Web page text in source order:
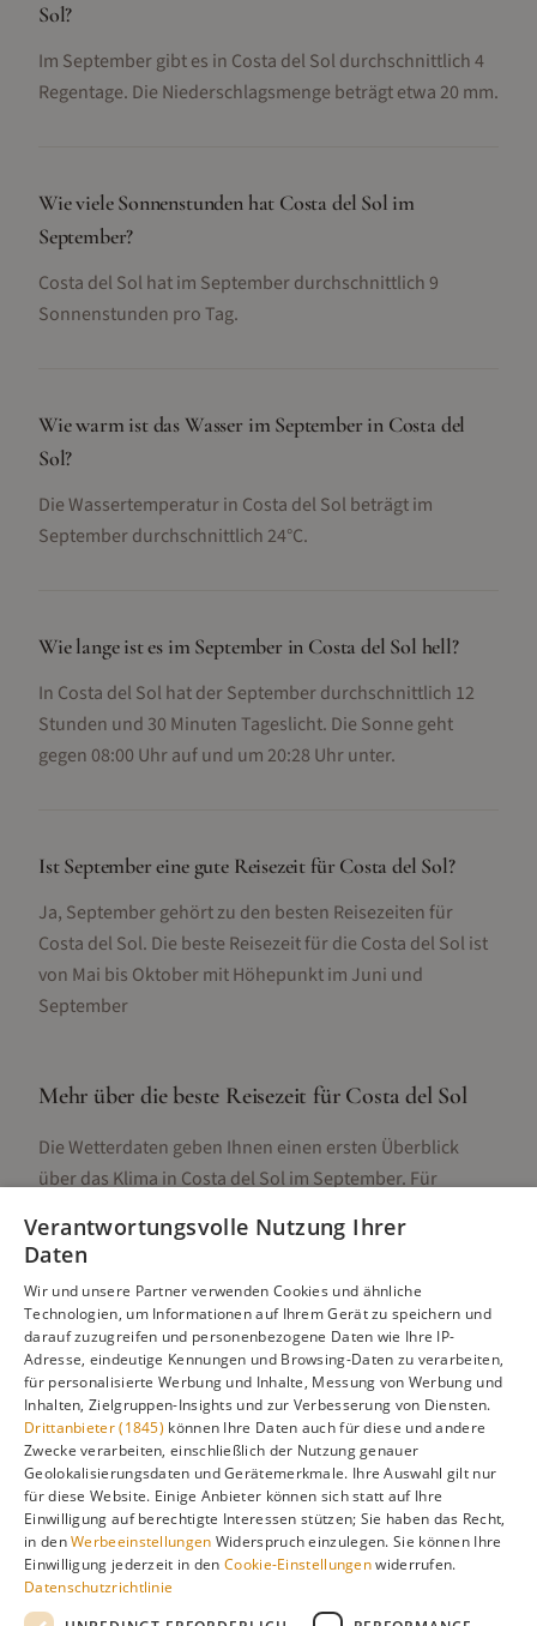
Sol?
Im September gibt es in Costa del Sol durchschnittlich 4
Regentage. Die Niederschlagsmenge beträgt etwa 20 mm.
Wie viele Sonnenstunden hat Costa del Sol im
September?
Costa del Sol hat im September durchschnittlich 9
Sonnenstunden pro Tag.
Wie warm ist das Wasser im September in Costa del
Sol?
Die Wassertemperatur in Costa del Sol beträgt im
September durchschnittlich 24°C.
Wie lange ist es im September in Costa del Sol hell?
In Costa del Sol hat der September durchschnittlich 12
Stunden und 30 Minuten Tageslicht. Die Sonne geht
gegen 08:00 Uhr auf und um 20:28 Uhr unter.
Ist September eine gute Reisezeit für Costa del Sol?
Ja, September gehört zu den besten Reisezeiten für
Costa del Sol. Die beste Reisezeit für die Costa del Sol ist
von Mai bis Oktober mit Höhepunkt im Juni und
September
Mehr über die beste Reisezeit für Costa del Sol
Die Wetterdaten geben Ihnen einen ersten Überblick
über das Klima in Costa del Solim September. Für
regionalen Unterschieden, Aktivitäten und Reisetipps
Alle Infos zur besten ReisezeitCosta del Sol
Gefällt dir diese Seite? Teile sie auf Pinterest!
Auf Pinterest merken
Verantwortungsvolle Nutzung Ihrer
Daten
Wir und unsere Partner verwenden Cookies und ähnliche
Technologien, um Informationen auf Ihrem Gerät zu speichern und
darauf zuzugreifen und personenbezogene Daten wie Ihre IP-
Adresse, eindeutige Kennungen und Browsing-Daten zu verarbeiten,
für personalisierte Werbung und Inhalte, Messung von Werbung und
Inhalten, Zielgruppen-Insights und zur Verbesserung von Diensten.
Drittanbieter (1845) können Ihre Daten auch für diese und andere
Zwecke verarbeiten, einschließlich der Nutzung genauer
Geolokalisierungsdaten und Gerätemerkmale. Ihre Auswahl gilt nur
für diese Website. Einige Anbieter können sich statt auf Ihre
Einwilligung auf berechtigte Interessen stützen; Sie haben das Recht,
in denWerbeeinstellungen Widerspruch einzulegen. Sie können Ihre
Einwilligung jederzeit in denCookie-Einstellungenwiderrufen.
Datenschutzrichtlinie